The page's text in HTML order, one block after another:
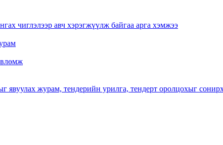
чиглэлээр авч хэрэгжүүлж байгаа арга хэмжээ
явуулах журам, тендерийн урилга, тендерт оролцохыг